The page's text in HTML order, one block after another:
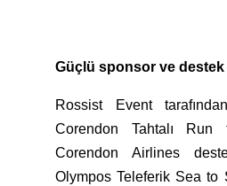
Güçlü sponsor ve destek
Rossist Event
Corendon Tahtalı
Corendon Airlines
Olympos Teleferik Sea to